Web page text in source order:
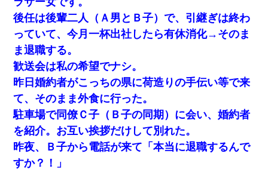
後任は後輩二人（Ａ男とＢ子）で、引継ぎは終わ
っていて、今月一杯出社したら有休消化→そのま
ま退職する。
歓送会は私の希望でナシ。
昨日婚約者がこっちの県に荷造りの手伝い等で来
て、そのまま外食に行った。
駐車場で同僚Ｃ子（Ｂ子の同期）に会い、婚約者
を紹介。お互い挨拶だけして別れた。
昨夜、Ｂ子から電話が来て「本当に退職するんで
すか？！」